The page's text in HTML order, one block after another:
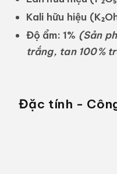
Kali hữu hiệu
Độ ẩm: 1% (Sản
trắng, tan 100%
Đặc tính -